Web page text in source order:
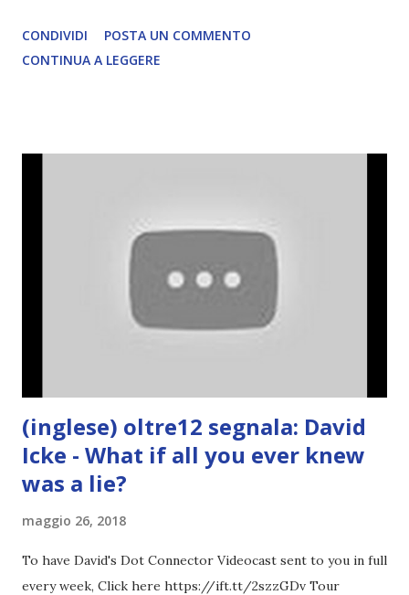
CONDIVIDI
POSTA UN COMMENTO
CONTINUA A LEGGERE
(inglese) oltre12 segnala: David
Icke - What if all you ever knew
was a lie?
maggio 26, 2018
To have David's Dot Connector Videocast sent to you in full
every week, Click here https://ift.tt/2szzGDv Tour